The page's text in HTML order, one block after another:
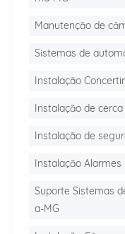
Manutenção de
Sistemas de
Instalação
Instalação de
Instalação de
Instalação
Suporte Sistemas
a-MG